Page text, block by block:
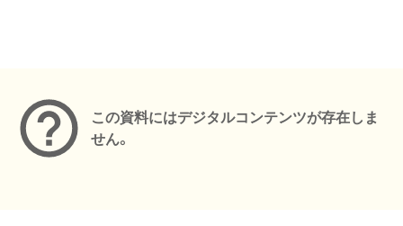
この資料にはデジタルコンテンツが存在しま
せん。